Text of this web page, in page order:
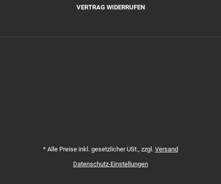
VERTRAG WIDERRUFEN
* Alle Preise inkl. gesetzlicher USt., zzgl. Versand
Datenschutz-Einstellungen